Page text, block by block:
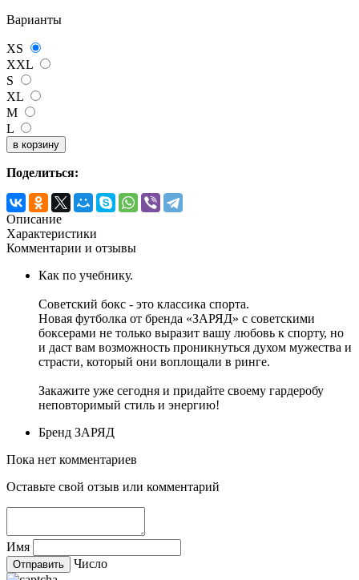
Варианты
XS
XXL
S
XL
M
L
Поделиться:
Описание
Характеристики
Комментарии и отзывы
Как по учебнику.
Советский бокс - это классика спорта.
Новая футболка от бренда «ЗАРЯД» с советскими
боксерами не только выразит вашу любовь к спорту, но
и даст вам возможность проникнуться духом мужества и
страсти, который они воплощали в ринге.
Закажите уже сегодня и придайте своему гардеробу
неповторимый стиль и энергию!
Бренд ЗАРЯД
Пока нет комментариев
Оставьте свой отзыв или комментарий
Имя
Число